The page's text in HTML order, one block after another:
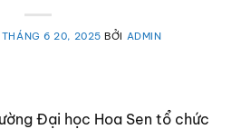
THÁNG 6 20, 2025 BỞI ADMIN
Đại học Hoa Sen tổ chức